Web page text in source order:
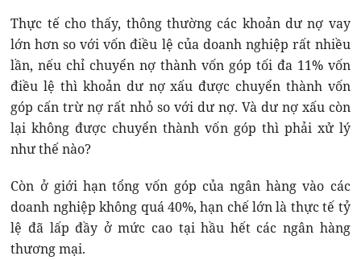
Thực tế cho thấy, thông thường các khoản dư nợ vay
lớn hơn so với vốn điều lệ của doanh nghiệp rất nhiều
lần, nếu chỉ chuyển nợ thành vốn góp tối đa 11% vốn
điều lệ thì khoản dư nợ xấu được chuyển thành vốn
góp cấn trừ nợ rất nhỏ so với dư nợ. Và dư nợ xấu còn
lại không được chuyển thành vốn góp thì phải xử lý
như thế nào?
Còn ở giới hạn tổng vốn góp của ngân hàng vào các
doanh nghiệp không quá 40%, hạn chế lớn là thực tế tỷ
lệ đã lấp đầy ở mức cao tại hầu hết các ngân hàng
thương mại.